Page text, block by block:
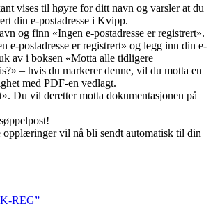
vises til høyre for ditt navn og varsler at du
din e-postadresse i Kvipp.
og finn «Ingen e-postadresse er registrert».
e-postadresse er registrert» og legg inn din e-
av i boksen «Motta alle tidligere
– hvis du markerer denne, vil du motta en
med PDF-en vedlagt.
Du vil deretter motta dokumentasjonen på
vil nå bli sendt automatisk til din
REG”